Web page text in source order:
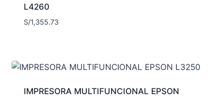
L4260
S/1,355.73
IMPRESORA MULTIFUNCIONAL EPSON